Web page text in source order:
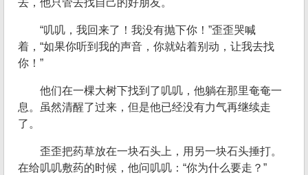
去，他只管去找自己的好朋友。
“叽叽，我回来了！我没有抛下你！”歪歪哭喊
着，“如果你听到我的声音，你就站着别动，让我去找
你！”
他们在一棵大树下找到了叽叽，他躺在那里奄奄一
息。虽然清醒了过来，但是他已经没有力气再继续走
了。
歪歪把药草放在一块石头上，用另一块石头捶打。
在给叽叽敷药的时候，他问叽叽：“你为什么要走？”